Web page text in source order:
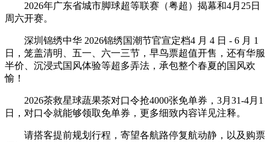
2026年广东省城市脚球超等联赛（粤超）揭幕和4月25日
周六开赛。
深圳锦绣中华 2026锦绣国潮节官宣定档4 月 4 日 - 6 月 1
日，笼盖清明、五一、六一三节，早鸟票超值开售，还有华服
半价、沉浸式国风体验等超多弄法，承包整个春夏的国风欢
愉！
2026茶救星球蔬果茶对口令抢4000张免单券，3月31-4月1
日，对口令就能够领取免单券，更多细致内容详见注释。
请搭客提前规划行程，寄望各航路停复航动静，以及购票